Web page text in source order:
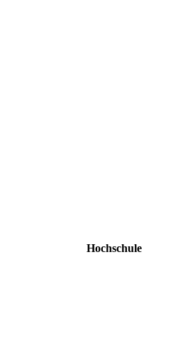
Hochschule